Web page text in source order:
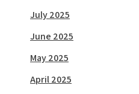
July 2025
June 2025
May 2025
April 2025